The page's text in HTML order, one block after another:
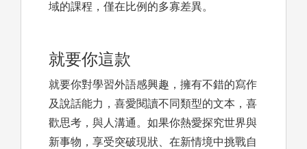
域的課程，僅在比例的多寡差異。
就要你這款
就要你對學習外語感興趣，擁有不錯的寫作
及說話能力，喜愛閱讀不同類型的文本，喜
歡思考，與人溝通。如果你熱愛探究世界與
新事物，享受突破現狀、在新情境中挑戰自